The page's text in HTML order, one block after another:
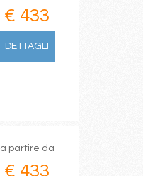
€ 433
DETTAGLI
a partire da
€ 433